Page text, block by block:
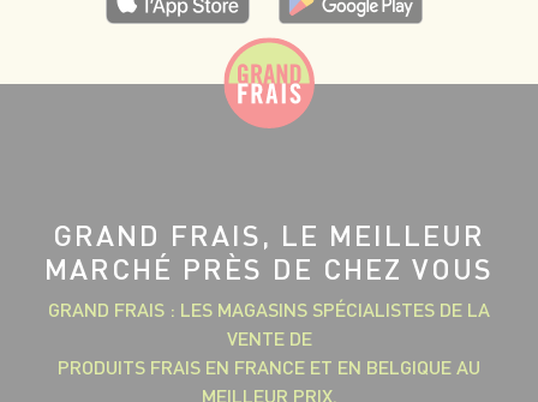
GRAND FRAIS, LE MEILLEUR
MARCHÉ PRÈS DE CHEZ VOUS
GRAND FRAIS : LES MAGASINS SPÉCIALISTES DE LA
VENTE DE
PRODUITS FRAIS EN FRANCE ET EN BELGIQUE AU
MEILLEUR PRIX.